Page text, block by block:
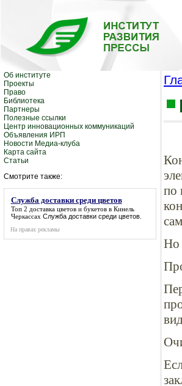
Об институте
Проекты
Право
Библиотека
Партнеры
Полезные ссылки
Центр инновационных коммуникаций
Объявления ИРП
Новости Медиа-клуба
Карта сайта
Статьи
Смотрите также:
Служба доставки среди цветов
Топ 2 доставка цветов и букетов в Кинель
Черкассах Служба доставки среди цветов.
На правах рекламы
по
Но